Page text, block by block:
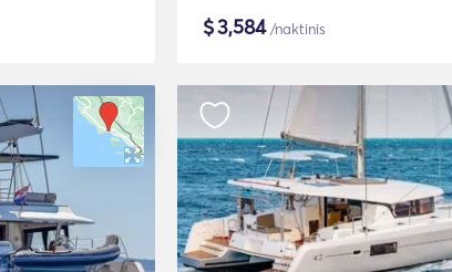
$3,584/naktinis